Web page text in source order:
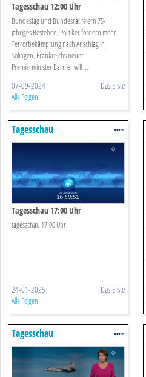
Tagesschau 12:00 Uhr
Bundestag und Bundesrat feiern 75-
jähriges Bestehen, Politiker fordern mehr
Terrorbekämpfung nach Anschlag in
Solingen, Frankreichs neuer
Premierminister Barnier will ...
07-09-2024 Das Erste
Alle Folgen
Tagesschau
Tagesschau 17:00 Uhr
tagesschau 17:00 Uhr
24-01-2025 Das Erste
Alle Folgen
Tagesschau